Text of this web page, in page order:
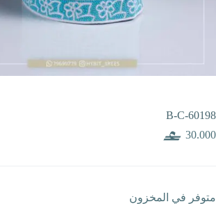
B-C-60198
30.000
متوفر في المخزون